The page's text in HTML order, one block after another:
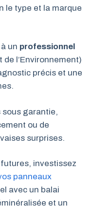
le type et la marque
un professionnel
de l’Environnement)
précis et une
sous garantie,
ou de
surprises.
investissez
panneaux
avec un balai
et un